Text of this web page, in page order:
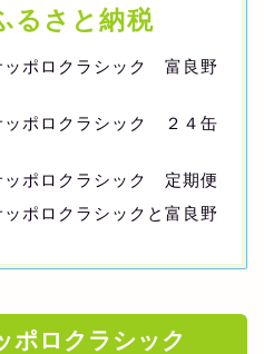
るさと納税
ポロクラシック 富良野
ポロクラシック ２４缶
ポロクラシック 定期便
ポロクラシックと富良野
ポロクラシック